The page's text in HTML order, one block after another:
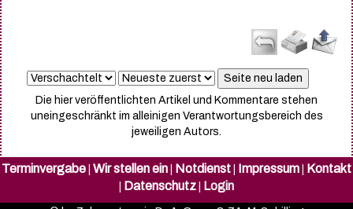
Die hier veröffentlichten Artikel und Kommentare stehen
uneingeschränkt im alleinigen Verantwortungsbereich des
jeweiligen Autors.
Terminvergabe Wir stellen ein Notdienst Impressum Kontakt
Datenschutz Login